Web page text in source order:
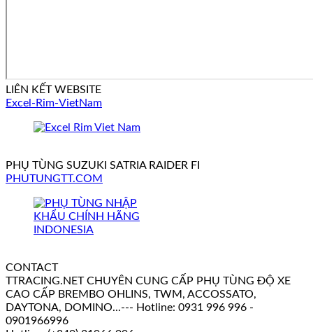
LIÊN KẾT WEBSITE
Excel-Rim-VietNam
PHỤ TÙNG SUZUKI SATRIA RAIDER FI
PHUTUNGTT.COM
CONTACT
TTRACING.NET CHUYÊN CUNG CẤP PHỤ TÙNG ĐỘ XE
CAO CẤP BREMBO OHLINS, TWM, ACCOSSATO,
DAYTONA, DOMINO...--- Hotline: 0931 996 996 -
0901966996